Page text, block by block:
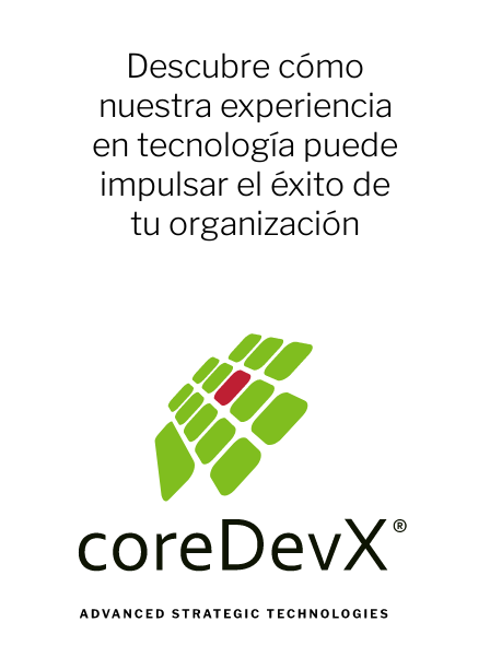
Descubre cómo
nuestra experiencia
en tecnología puede
impulsar el éxito de
tu organización